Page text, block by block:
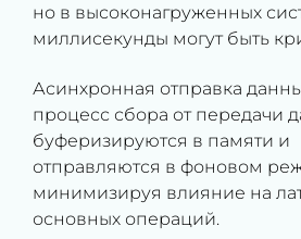
но в высоконагруженных
миллисекунды могут быть
Асинхронная отправка
процесс сбора от передачи
буферизируются в памяти и
отправляются в фоновом
минимизируя влияние на
основных операций.